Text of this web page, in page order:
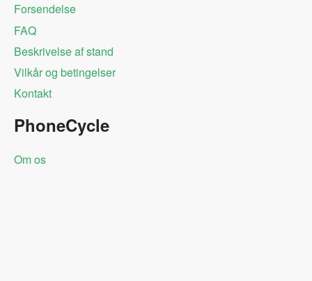
Forsendelse
FAQ
Beskrivelse af stand
Vilkår og betingelser
Kontakt
PhoneCycle
Om os